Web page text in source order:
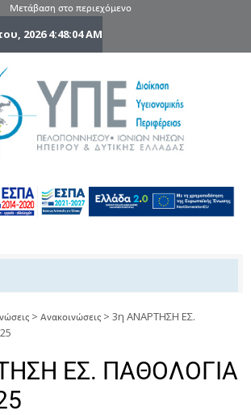
Μετάβαση στο περιεχόμενο
20264:48:05 AM
Ηπείρου
Δυτικής
Ελλάδας
> Ανακοινώσεις > 3η ΑΝΑΡΤΗΣΗ ΕΣ.
ΕΣ. ΠΑΘΟΛΟΓΙΑ